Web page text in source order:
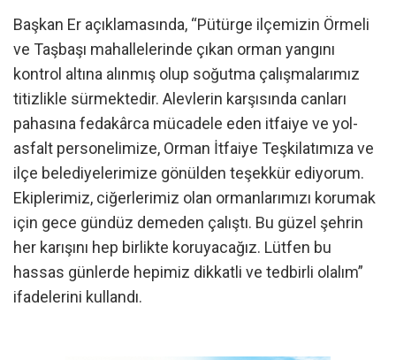
Başkan Er açıklamasında, “Pütürge ilçemizin Örmeli
ve Taşbaşı mahallelerinde çıkan orman yangını
kontrol altına alınmış olup soğutma çalışmalarımız
titizlikle sürmektedir. Alevlerin karşısında canları
pahasına fedakârca mücadele eden itfaiye ve yol-
asfalt personelimize, Orman İtfaiye Teşkilatımıza ve
ilçe belediyelerimize gönülden teşekkür ediyorum.
Ekiplerimiz, ciğerlerimiz olan ormanlarımızı korumak
için gece gündüz demeden çalıştı. Bu güzel şehrin
her karışını hep birlikte koruyacağız. Lütfen bu
hassas günlerde hepimiz dikkatli ve tedbirli olalım”
ifadelerini kullandı.